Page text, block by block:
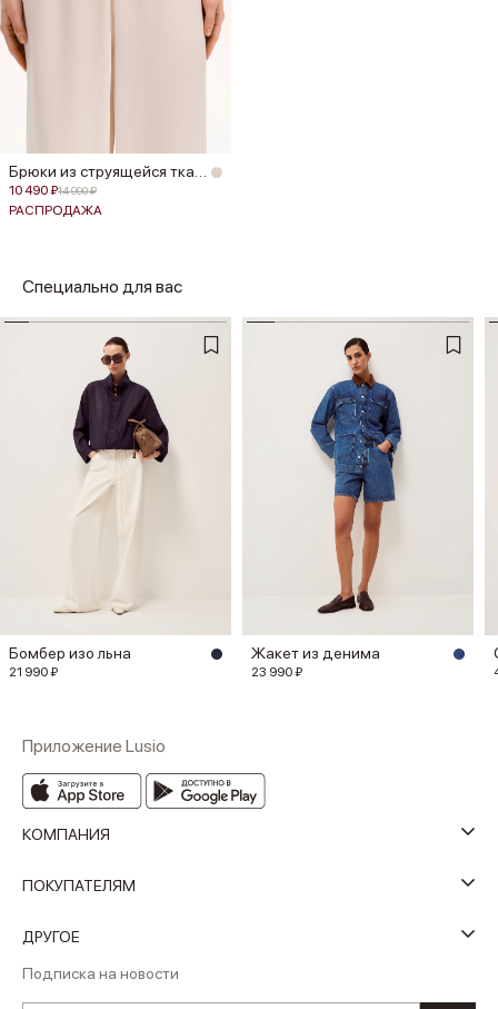
Брюки из струящейся ткани
10 490 ₽14 990 ₽
РАСПРОДАЖА
Специально для вас
Бомбер изо льна
21 990 ₽
Жакет из денима
23 990 ₽
Приложение Lusio
КОМПАНИЯ
ПОКУПАТЕЛЯМ
ДРУГОЕ
Подписка на новости